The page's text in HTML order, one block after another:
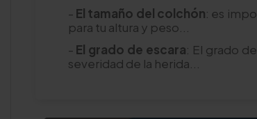
- El tamaño del colchón: es
para tu altura y peso...
- El grado de escara: El grado
severidad de la herida...